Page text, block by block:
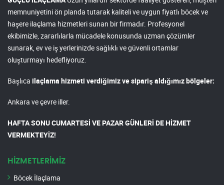
memnuniyetini ön planda tutarak kaliteli ve uygun fiyatlı böcek ve
haşere ilaçlama hizmetleri sunan bir firmadır. Profesyonel
ekibimizle, zararlılarla mücadele konusunda uzman çözümler
sunarak, ev ve iş yerlerinizde sağlıklı ve güvenli ortamlar
oluşturmayı hedefliyoruz.
Başlıca ilaçlama hizmeti verdiğimiz ve sipariş aldığımız bölgeler:
Ankara ve çevre iller.
HAFTA SONU CUMARTESİ VE PAZAR GÜNLERİ DE HİZMET
VERMEKTEYİZ!
HİZMETLERİMİZ
Böcek İlaçlama